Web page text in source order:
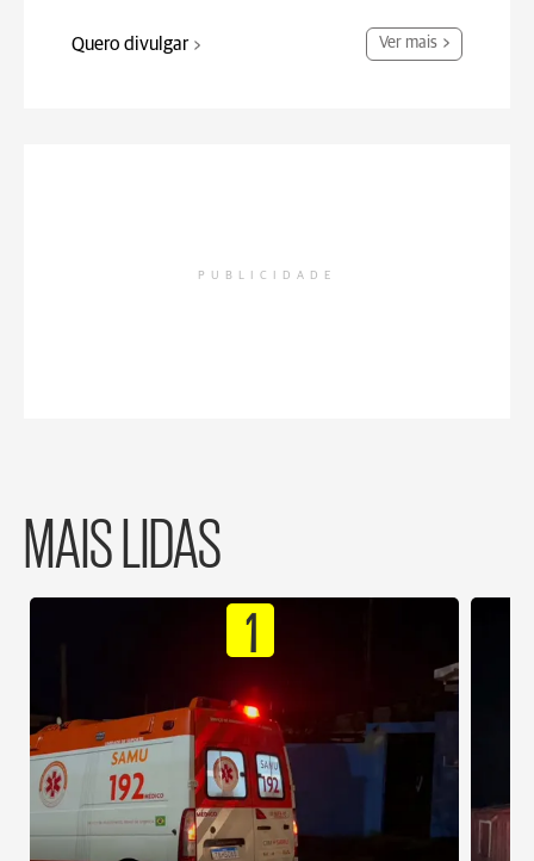
Quero divulgar Ver mais
PUBLICIDADE
MAIS LIDAS
1